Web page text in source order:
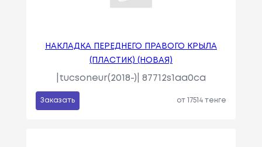
НАКЛАДКА ПЕРЕДНЕГО ПРАВОГО КРЫЛА
(ПЛАСТИК) (НОВАЯ)
|tucsoneur(2018-)| 87712s1aa0ca
Заказать от 17514 тенге